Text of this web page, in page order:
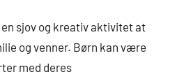
sjov og kreativ aktivitet at
og venner. Børn kan være
med deres